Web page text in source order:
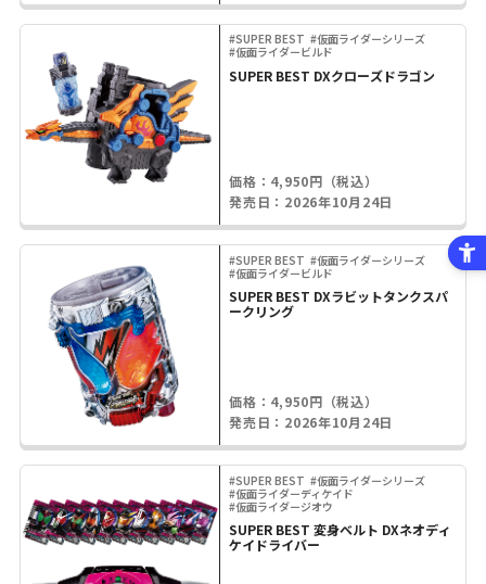
#SUPER BEST #仮面ライダーシリーズ
#仮面ライダービルド
SUPER BEST DXクローズドラゴン
価格：4,950円（税込）
発売日：2026年10月24日
#SUPER BEST #仮面ライダーシリーズ
#仮面ライダービルド
SUPER BEST DXラビットタンクスパ
ークリング
価格：4,950円（税込）
発売日：2026年10月24日
#SUPER BEST #仮面ライダーシリーズ
#仮面ライダーディケイド
#仮面ライダージオウ
SUPER BEST 変身ベルト DXネオディ
ケイドライバー